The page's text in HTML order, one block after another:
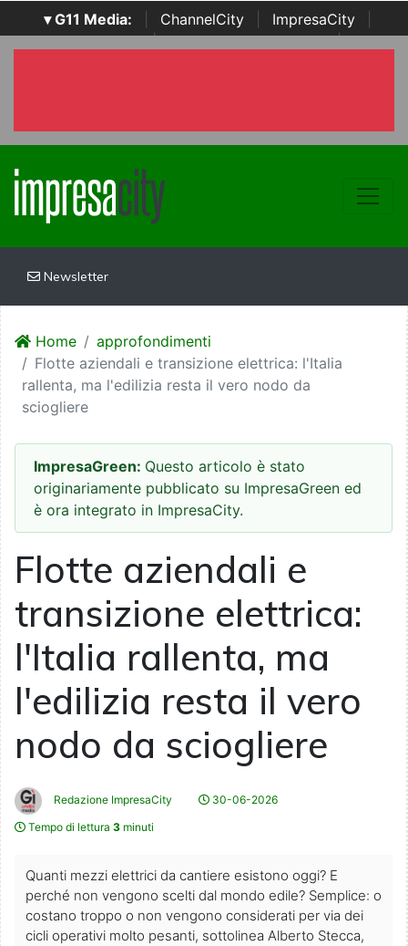
▾ G11 Media: ChannelCity ImpresaCity
SecurityOpenLab | Italian Channel Awards | Italian
Newsletter
Home
approfondimenti
Flotte aziendali e transizione elettrica: l'Italia
rallenta, ma l'edilizia resta il vero nodo da
sciogliere
ImpresaGreen: Questo articolo è stato
originariamente pubblicato su ImpresaGreen ed
è ora integrato in ImpresaCity.
Flotte aziendali e
transizione elettrica:
l'Italia rallenta, ma
l'edilizia resta il vero
nodo da sciogliere
Redazione ImpresaCity
30-06-2026
Tempo di lettura 3 minuti
Quanti mezzi elettrici da cantiere esistono oggi? E
perché non vengono scelti dal mondo edile? Semplice: o
costano troppo o non vengono considerati per via dei
cicli operativi molto pesanti, sottolinea Alberto Stecca,